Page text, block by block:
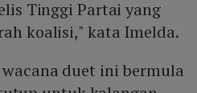
Tinggi Partai yang
koalisi," kata Imelda.
duet ini bermula